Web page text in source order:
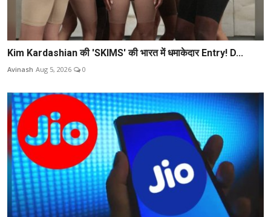
Kim Kardashian की 'SKIMS' की भारत में धमाकेदार Entry! D...
Avinash Aug 5, 2026 0